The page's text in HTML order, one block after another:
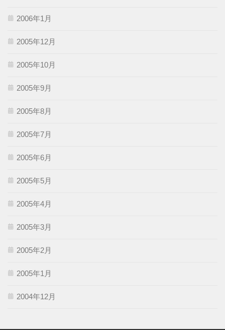
2006年1月
2005年12月
2005年10月
2005年9月
2005年8月
2005年7月
2005年6月
2005年5月
2005年4月
2005年3月
2005年2月
2005年1月
2004年12月